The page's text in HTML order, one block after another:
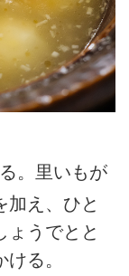
。里いもが
加え、ひと
ょうでとと
る。